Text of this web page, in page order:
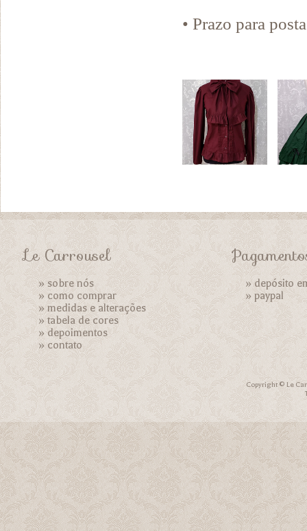
• Prazo para
Le Carrousel
»sobre nós
»como comprar
»medidas e alterações
»tabela de cores
»depoimentos
»contato
» depósito
» paypal
Copyright © Le